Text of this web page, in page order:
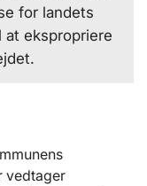
for landets
ekspropriere
vedtager